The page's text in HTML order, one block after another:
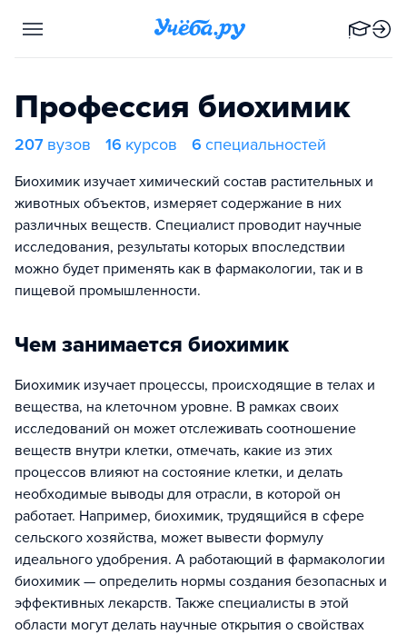
Профессия биохимик
207 вузов 16 курсов 6 специальностей
Биохимик изучает химический состав растительных и
животных объектов, измеряет содержание в них
различных веществ. Специалист проводит научные
исследования, результаты которых впоследствии
можно будет применять как в фармакологии, так и в
пищевой промышленности.
Чем занимается биохимик
Биохимик изучает процессы, происходящие в телах и
вещества, на клеточном уровне. В рамках своих
исследований он может отслеживать соотношение
веществ внутри клетки, отмечать, какие из этих
процессов влияют на состояние клетки, и делать
необходимые выводы для отрасли, в которой он
работает. Например, биохимик, трудящийся в сфере
сельского хозяйства, может вывести формулу
идеального удобрения. А работающий в фармакологии
биохимик — определить нормы создания безопасных и
эффективных лекарств. Также специалисты в этой
области могут делать научные открытия о свойствах